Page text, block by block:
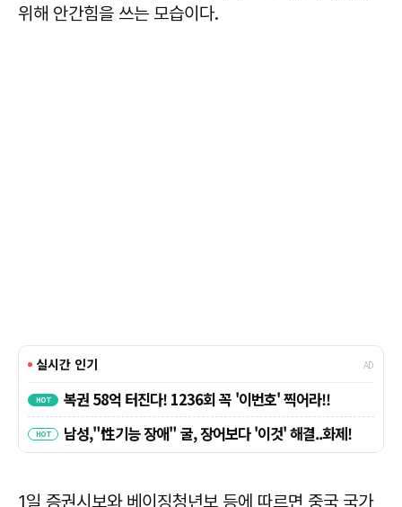
위해 안간힘을 쓰는 모습이다.
1일 증권시보와 베이징청년보 등에 따르면 중국 국가